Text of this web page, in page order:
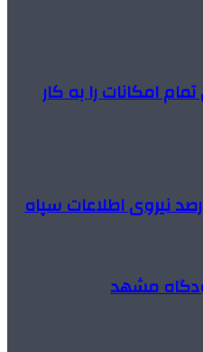
امکانات را به کار
نیروی اطلاعات سپاه
مشهد